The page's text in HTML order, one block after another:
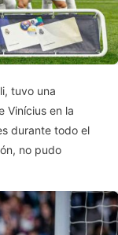
tuvo una
Vinícius en la
durante todo el
no pudo